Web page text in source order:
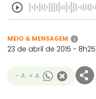
MEIO & MENSAGEM i
23 de abril de 2015 - 8h25
- A + A